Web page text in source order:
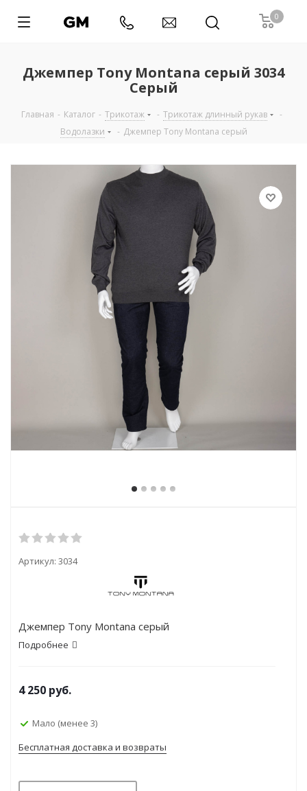
0
Джемпер Tony Montana серый 3034
Серый
Главная - Каталог - Трикотаж - Трикотаж длинный рукав
-
Водолазки
- Джемпер Tony Montana серый
Артикул: 3034
Джемпер Tony Montana серый
Подробнее
4 250 руб.
Мало (менее 3)
Бесплатная доставка и возвраты